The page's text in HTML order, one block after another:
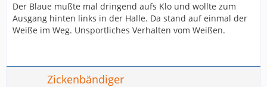
Der Blaue mußte mal dringend aufs Klo und wollte zum
Ausgang hinten links in der Halle. Da stand auf einmal der
Weiße im Weg. Unsportliches Verhalten vom Weißen.
Zickenbändiger